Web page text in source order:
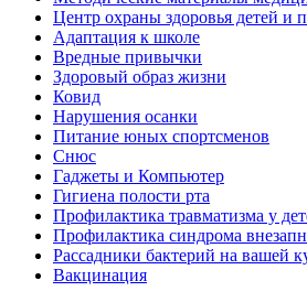
Центр охраны здоровья детей и
Адаптация к школе
Вредные привычки
Здоровый образ жизни
Ковид
Нарушения осанки
Питание юных спортсменов
Снюс
Гаджеты и Компьютер
Гигиена полости рта
Профилактика травматизма у
Профилактика синдрома
Рассадники бактерий на вашей
Вакцинация